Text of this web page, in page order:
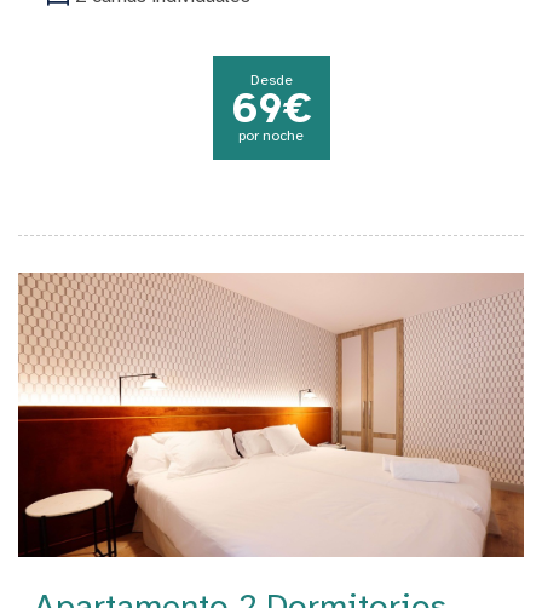
Desde
69€
por noche